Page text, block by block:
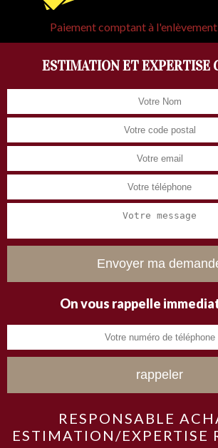
Paiement comptant à
ESTIMATION ET EXPERTISE
On vous rappelle
RESPONSABLE
ESTIMATION/EXPERTISE